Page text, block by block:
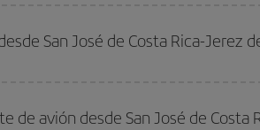
es
fundamental para conseguirvuelos baratos
San José de Costa Rica-Jerez
de avión desde San José de Costa